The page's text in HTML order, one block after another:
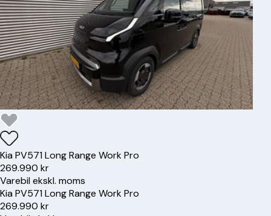
KiaPV571 Long Range Work Pro
269.990 kr
Varebil ekskl. moms
KiaPV571 Long Range Work Pro
269.990 kr